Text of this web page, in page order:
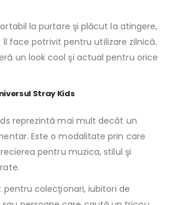
la purtare şi plăcut la atingere,
face potrivit pentru utilizare zilnică.
un look cool şi actual pentru orice
Stray Kids
reprezintă mai mult decât un
Este o modalitate prin care
pentru muzica, stilul şi
colecţionari, iubitori de